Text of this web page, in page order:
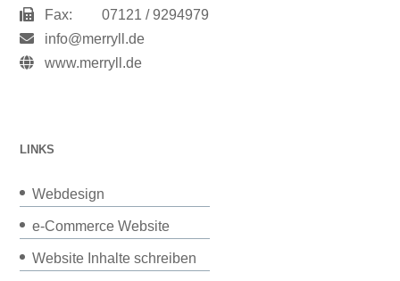
Fax:
07121 / 9294979
info@merryll.de
www.merryll.de
LINKS
Webdesign
e-Commerce Website
Website Inhalte schreiben